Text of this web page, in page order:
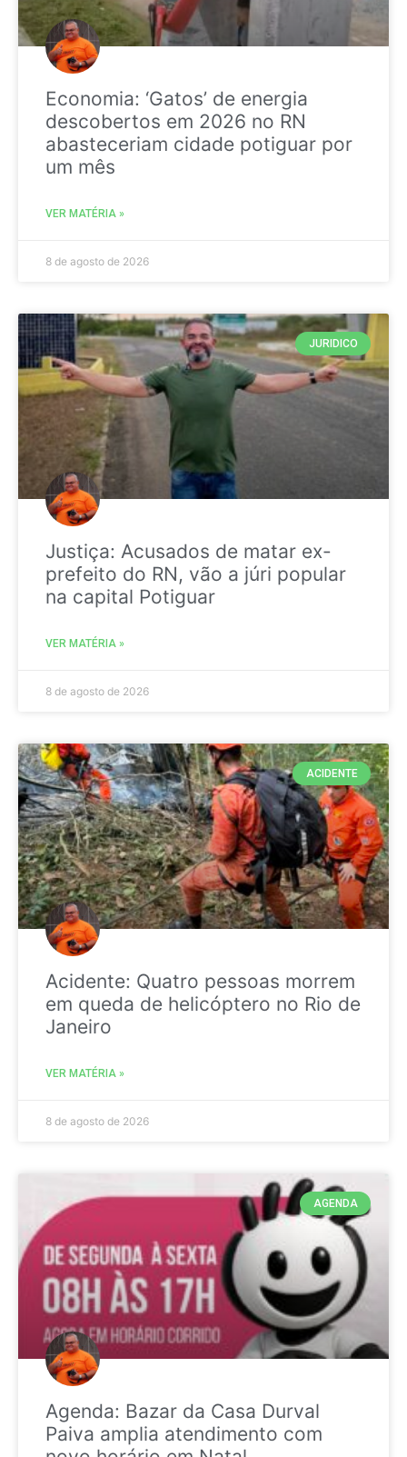
Economia: ‘Gatos’ de energia
descobertos em 2026 no RN
abasteceriam cidade potiguar por
um mês
VER MATÉRIA »
8 de agosto de 2026
JURIDICO
Justiça: Acusados de matar ex-
prefeito do RN, vão a júri popular
na capital Potiguar
VER MATÉRIA »
8 de agosto de 2026
ACIDENTE
Acidente: Quatro pessoas morrem
em queda de helicóptero no Rio de
Janeiro
VER MATÉRIA »
8 de agosto de 2026
AGENDA
Agenda: Bazar da Casa Durval
Paiva amplia atendimento com